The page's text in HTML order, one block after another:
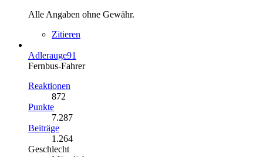
Alle Angaben ohne Gewähr.
Zitieren
Adlerauge91
Fernbus-Fahrer
Reaktionen
872
Punkte
7.287
Beiträge
1.264
Geschlecht